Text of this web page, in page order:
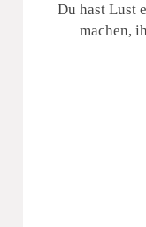
Du hast Lust
machen,